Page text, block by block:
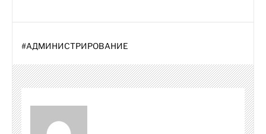
#АДМИНИСТРИРОВАНИЕ